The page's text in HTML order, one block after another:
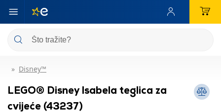
Disney™
LEGO® Disney Isabela teglica za
cvijeće (43237)